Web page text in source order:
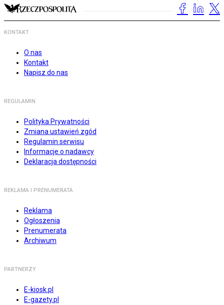
KONTAKT
O nas
Kontakt
Napisz do nas
REGULAMIN
Polityka Prywatności
Zmiana ustawień zgód
Regulamin serwisu
Informacje o nadawcy
Deklaracja dostępności
REKLAMA I PRENUMERATA
Reklama
Ogłoszenia
Prenumerata
Archiwum
PARTNERZY
E-kiosk.pl
E-gazety.pl